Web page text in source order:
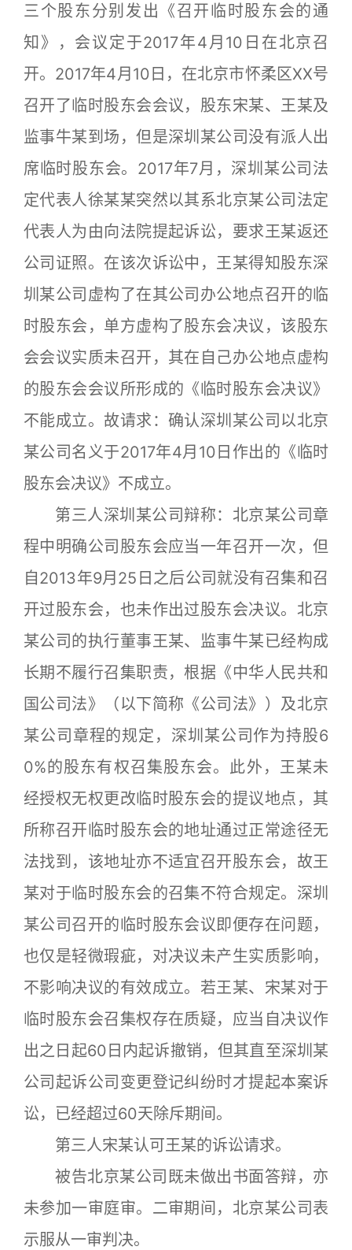
三个股东分别发出《召开临时股东会的通
知》，会议定于2017年4月10日在北京召
开。2017年4月10日，在北京市怀柔区XX号
召开了临时股东会会议，股东宋某、王某及
监事牛某到场，但是深圳某公司没有派人出
席临时股东会。2017年7月，深圳某公司法
定代表人徐某某突然以其系北京某公司法定
代表人为由向法院提起诉讼，要求王某返还
公司证照。在该次诉讼中，王某得知股东深
圳某公司虚构了在其公司办公地点召开的临
时股东会，单方虚构了股东会决议，该股东
会会议实质未召开，其在自己办公地点虚构
的股东会会议所形成的《临时股东会决议》
不能成立。故请求：确认深圳某公司以北京
某公司名义于2017年4月10日作出的《临时
股东会决议》不成立。
第三人深圳某公司辩称：北京某公司章
程中明确公司股东会应当一年召开一次，但
自2013年9月25日之后公司就没有召集和召
开过股东会，也未作出过股东会决议。北京
某公司的执行董事王某、监事牛某已经构成
长期不履行召集职责，根据《中华人民共和
国公司法》（以下简称《公司法》）及北京
某公司章程的规定，深圳某公司作为持股6
0%的股东有权召集股东会。此外，王某未
经授权无权更改临时股东会的提议地点，其
所称召开临时股东会的地址通过正常途径无
法找到，该地址亦不适宜召开股东会，故王
某对于临时股东会的召集不符合规定。深圳
某公司召开的临时股东会议即便存在问题，
也仅是轻微瑕疵，对决议未产生实质影响，
不影响决议的有效成立。若王某、宋某对于
临时股东会召集权存在质疑，应当自决议作
出之日起60日内起诉撤销，但其直至深圳某
公司起诉公司变更登记纠纷时才提起本案诉
讼，已经超过60天除斥期间。
第三人宋某认可王某的诉讼请求。
被告北京某公司既未做出书面答辩，亦
未参加一审庭审。二审期间，北京某公司表
示服从一审判决。